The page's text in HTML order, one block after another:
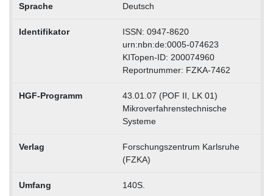
Sprache Deutsch
Identifikator
ISSN: 0947-8620
urn:nbn:de:0005-074623
KITopen-ID: 200074960
Reportnummer: FZKA-7462
HGF-Programm
43.01.07 (POF II, LK 01)
Mikroverfahrenstechnische
Systeme
Verlag
Forschungszentrum Karlsruhe
(FZKA)
Umfang 140S.